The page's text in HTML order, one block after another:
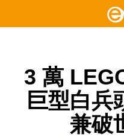
3 萬
巨型白兵
兼破